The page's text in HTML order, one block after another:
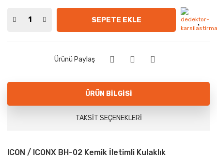
SEPETE EKLE
Ürünü Paylaş
ÜRÜN BILGISI
TAKSIT SEÇENEKLERI
ICON / ICONX BH-02 Kemik İletimli Kulaklık